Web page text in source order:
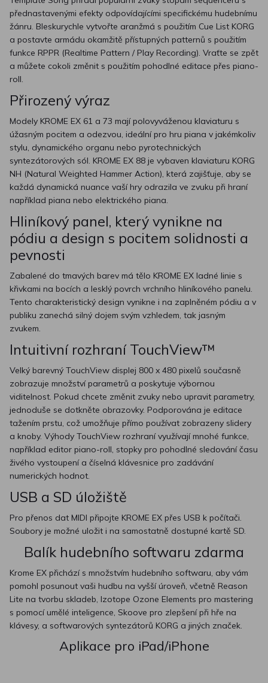
přednastavenými efekty odpovídajícími specifickému hudebnímu
žánru. Bleskurychle vytvořte aranžmá s použitím Cue List KORG
a postavte armádu okamžitě přístupných patternů s použitím
funkce RPPR (Realtime Pattern / Play Recording). Vraťte se zpět
a můžete cokoli změnit s použitím pohodlné editace přes piano-
roll.
Přirozený výraz
Modely KROME EX 61 a 73 mají polovyváženou klaviaturu s
úžasným pocitem a odezvou, ideální pro hru piana v jakémkoliv
stylu, dynamického organu nebo pyrotechnických
syntezátorových sól. KROME EX 88 je vybaven klaviaturu KORG
NH (Natural Weighted Hammer Action), která zajišťuje, aby se
každá dynamická nuance vaší hry odrazila ve zvuku při hraní
například piana nebo elektrického piana.
Hliníkový panel, který vynikne na
pódiu a design s pocitem solidnosti a
pevnosti
Zabalené do tmavých barev má tělo KROME EX ladné linie s
křivkami na bocích a lesklý povrch vrchního hliníkového panelu.
Tento charakteristický design vynikne i na zaplněném pódiu a v
publiku zanechá silný dojem svým vzhledem, tak jasným
zvukem.
Intuitivní rozhraní TouchView™
Velký barevný TouchView displej 800 x 480 pixelů současně
zobrazuje množství parametrů a poskytuje výbornou
viditelnost. Pokud chcete změnit zvuky nebo upravit parametry,
jednoduše se dotkněte obrazovky. Podporována je editace
tažením prstu, což umožňuje přímo používat zobrazeny slidery
a knoby. Výhody TouchView rozhraní využívají mnohé funkce,
například editor piano-roll, stopky pro pohodlné sledování času
živého vystoupení a číselná klávesnice pro zadávání
numerických hodnot.
USB a SD úložiště
Pro přenos dat MIDI připojte KROME EX přes USB k počítači.
Soubory je možné uložit i na samostatně dostupné kartě SD.
Balík hudebního softwaru zdarma
Krome EX přichází s množstvím hudebního softwaru, aby vám
pomohl posunout vaši hudbu na vyšší úroveň, včetně Reason
Lite na tvorbu skladeb, Izotope Ozone Elements pro mastering
s pomocí umělé inteligence, Skoove pro zlepšení při hře na
klávesy, a softwarových syntezátorů KORG a jiných značek.
Aplikace pro iPad/iPhone